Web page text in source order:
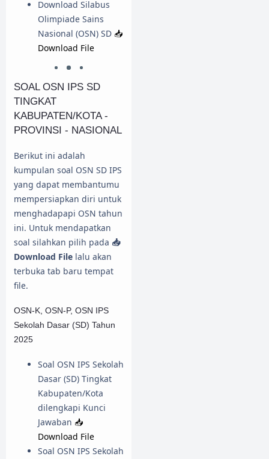
Download Silabus
Olimpiade Sains
Nasional (OSN) SD 📥
Download File
SOAL OSN IPS SD
TINGKAT
KABUPATEN/KOTA -
PROVINSI - NASIONAL
Berikut ini adalah
kumpulan soal OSN SD IPS
yang dapat membantumu
mempersiapkan diri untuk
menghadapapi OSN tahun
ini. Untuk mendapatkan
soal silahkan pilih pada 📥
Download File lalu akan
terbuka tab baru tempat
file.
OSN-K, OSN-P, OSN IPS
Sekolah Dasar (SD) Tahun
2025
Soal OSN IPS Sekolah
Dasar (SD) Tingkat
Kabupaten/Kota
dilengkapi Kunci
Jawaban 📥
Download File
Soal OSN IPS Sekolah